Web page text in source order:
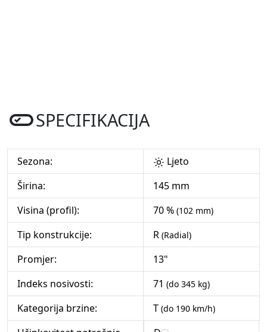
SPECIFIKACIJA
Sezona:
Ljeto
Širina:
145 mm
Visina (profil):
70 % (102 mm)
Tip konstrukcije: R (Radial)
Promjer:
13"
Indeks nosivosti:
71 (do 345 kg)
Kategorija brzine: T (do 190 km/h)